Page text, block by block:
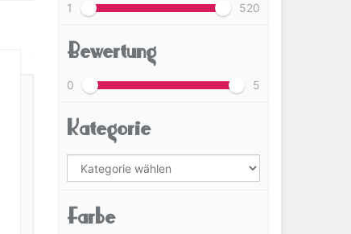
1 520
Bewertung
0 5
Kategorie
Farbe